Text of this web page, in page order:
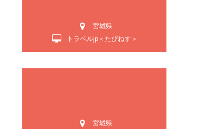
宮城県
トラベルjp＜たびねす＞
宮城県